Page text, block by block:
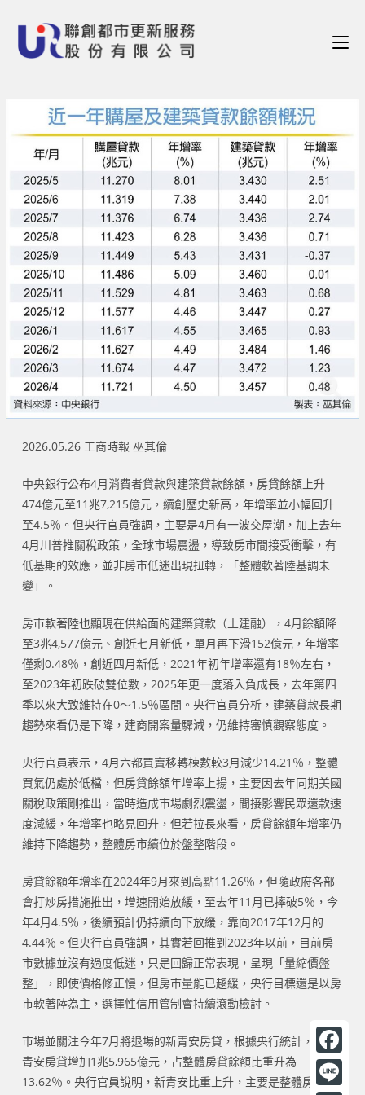
2026.05.26 工商時報 巫其倫
中央銀行公布4月消費者貸款與建築貸款餘額，房貸餘額上升
474億元至11兆7,215億元，續創歷史新高，年增率並小幅回升
至4.5％。但央行官員強調，主要是4月有一波交屋潮，加上去年
4月川普推關稅政策，全球市場震盪，導致房市間接受衝擊，有
低基期的效應，並非房市低迷出現扭轉，「整體軟著陸基調未
變」。
房市軟著陸也顯現在供給面的建築貸款（土建融），4月餘額降
至3兆4,577億元、創近七月新低，單月再下滑152億元，年增率
僅剩0.48％，創近四月新低，2021年初年增率還有18％左右，
至2023年初跌破雙位數，2025年更一度落入負成長，去年第四
季以來大致維持在0～1.5％區間。央行官員分析，建築貸款長期
趨勢來看仍是下降，建商開案量驟減，仍維持審慎觀察態度。
央行官員表示，4月六都買賣移轉棟數較3月減少14.21％，整體
買氣仍處於低檔，但房貸餘額年增率上揚，主要因去年同期美國
關稅政策剛推出，當時造成市場劇烈震盪，間接影響民眾還款速
度減緩，年增率也略見回升，但若拉長來看，房貸餘額年增率仍
維持下降趨勢，整體房市續位於盤整階段。
房貸餘額年增率在2024年9月來到高點11.26％，但隨政府各部
會打炒房措施推出，增速開始放緩，至去年11月已摔破5％，今
年4月4.5％，後續預計仍持續向下放緩，靠向2017年12月的
4.44％。但央行官員強調，其實若回推到2023年以前，目前房
市數據並沒有過度低迷，只是回歸正常表現，呈現「量縮價盤
整」，即使價格修正慢，但房市量能已趨緩，央行目標還是以房
市軟著陸為主，選擇性信用管制會持續滾動檢討。
市場並關注今年7月將退場的新青安房貸，根據央行統計，4月新
青安房貸增加1兆5,965億元，占整體房貸餘額比重升為
13.62％。央行官員說明，新青安比重上升，主要是整體房市偏
F
a